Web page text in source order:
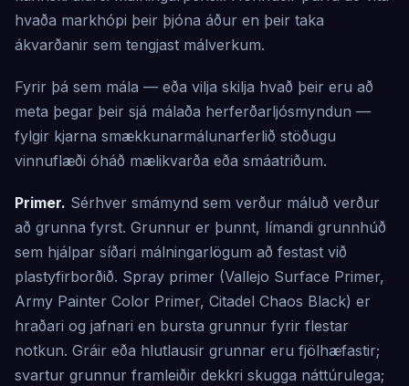
hvaða markhópi þeir þjóna áður en þeir taka
ákvarðanir sem tengjast málverkum.
Fyrir þá sem mála — eða vilja skilja hvað þeir eru að
meta þegar þeir sjá málaða herferðarljósmyndun —
fylgir kjarna smækkunarmálunarferlið stöðugu
vinnuflæði óháð mælikvarða eða smáatriðum.
Primer. Sérhver smámynd sem verður máluð verður
að grunna fyrst. Grunnur er þunnt, límandi grunnhúð
sem hjálpar síðari málningarlögum að festast við
plastyfirborðið. Spray primer (Vallejo Surface Primer,
Army Painter Color Primer, Citadel Chaos Black) er
hraðari og jafnari en bursta grunnur fyrir flestar
notkun. Gráir eða hlutlausir grunnar eru fjölhæfastir;
svartur grunnur framleiðir dekkri skugga náttúrulega;